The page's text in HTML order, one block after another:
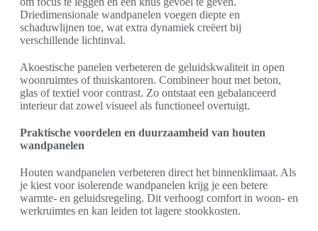
Driedimensionale wandpanelen voegen diepte en
schaduwlijnen toe, wat extra dynamiek creëert bij
verschillende lichtinval.
Akoestische panelen verbeteren de geluidskwaliteit in open
woonruimtes of thuiskantoren. Combineer hout met beton,
glas of textiel voor contrast. Zo ontstaat een gebalanceerd
interieur dat zowel visueel als functioneel overtuigt.
Praktische voordelen en duurzaamheid van houten
wandpanelen
Houten wandpanelen verbeteren direct het binnenklimaat. Als
je kiest voor isolerende wandpanelen krijg je een betere
warmte- en geluidsregeling. Dit verhoogt comfort in woon- en
werkruimtes en kan leiden tot lagere stookkosten.